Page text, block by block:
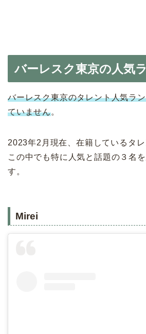
バーレスク東京の人気
バーレスク東京のタレント人気ラ
ていません。
2023年2月現在、在籍しているタレ
この中でも特に人気と話題の３名
す。
Mirei